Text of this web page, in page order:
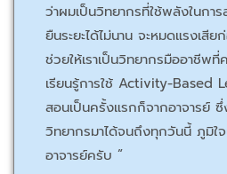
ว่าผมเป็นวิทยากรที่ใช้พลังในกา
ยืนระยะได้ไม่นาน จะหมดแรงเสี
ช่วยให้เราเป็นวิทยากรมืออาชีพ
เรียนรู้การใช้ Activity-Based
สอนเป็นครั้งแรกก็จากอาจารย์ ซึ่
วิทยากรมาได้จนถึงทุกวันนี้ ภูมิใ
อาจารย์ครับ ”